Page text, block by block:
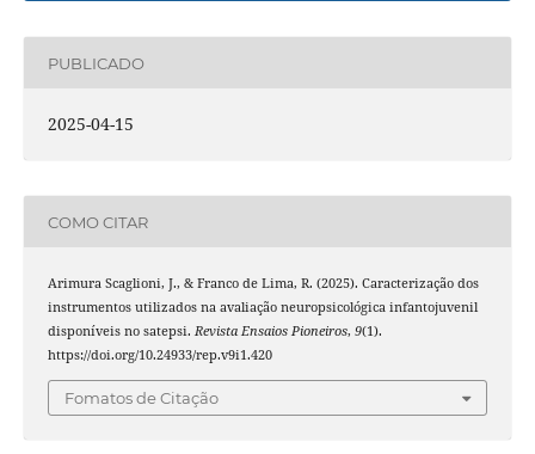
PUBLICADO
2025-04-15
COMO CITAR
Arimura Scaglioni, J., & Franco de Lima, R. (2025). Caracterização dos
instrumentos utilizados na avaliação neuropsicológica infantojuvenil
disponíveis no satepsi. Revista Ensaios Pioneiros, 9(1).
https://doi.org/10.24933/rep.v9i1.420
Fomatos de Citação